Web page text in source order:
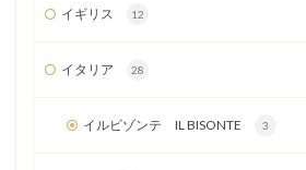
イギリス 12
イタリア 28
イルビゾンテ IL BISONTE 3